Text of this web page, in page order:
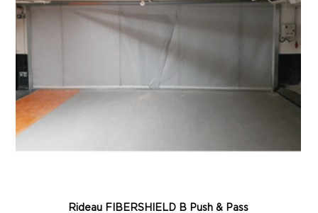
Rideau FIBERSHIELD B Push & Pass